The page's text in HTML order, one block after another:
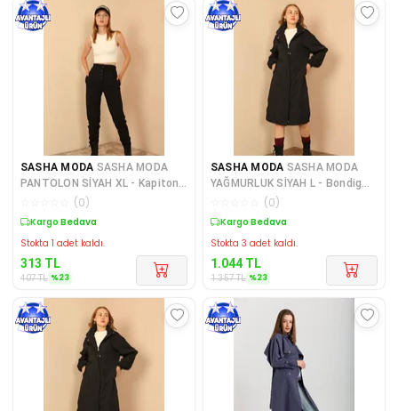
SASHA MODA SASHA MODA
PANTOLON SİYAH XL - Kapitone
Kumaş Kadın Alt Pantolon
(0)
Sepette %23 İndirim
Stokta 1 adet kaldı.
313 TL
407TL %23
SASHA MODA SASHA MODA
YAĞMURLUK SİYAH L - Bondig
Kumaş Uzun Kapüşonlu Kadın
(0)
Sepette %23 İndirim
Stokta 3 adet kaldı.
1.044 TL
1.357TL %23